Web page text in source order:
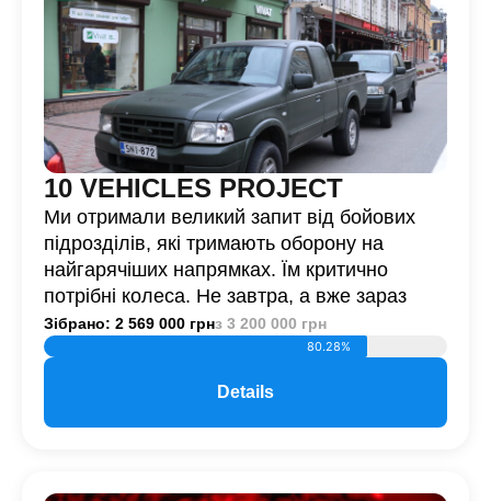
10 VEHICLES PROJECT
Ми отримали великий запит від бойових
підрозділів, які тримають оборону на
найгарячіших напрямках. Їм критично
потрібні колеса. Не завтра, а вже зараз
Зібрано: 2 569 000 грнз 3 200 000 грн
80.28%
Details